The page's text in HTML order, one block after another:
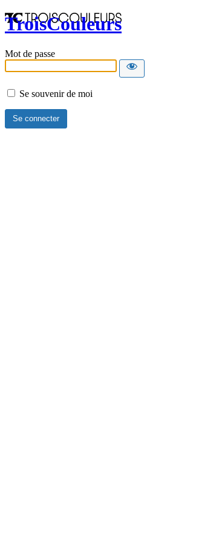
TroisCouleurs
Mot de passe
Se souvenir de moi